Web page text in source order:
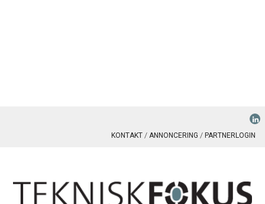
KONTAKT ANNONCERING PARTNERLOGIN